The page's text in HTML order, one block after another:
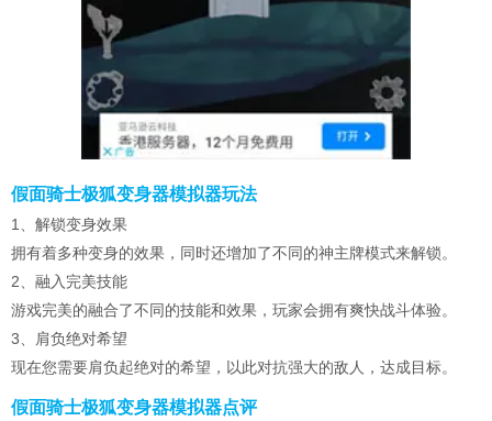
假面骑士极狐变身器模拟器玩法
1、解锁变身效果
拥有着多种变身的效果，同时还增加了不同的神主牌模式来解锁。
2、融入完美技能
游戏完美的融合了不同的技能和效果，玩家会拥有爽快战斗体验。
3、肩负绝对希望
现在您需要肩负起绝对的希望，以此对抗强大的敌人，达成目标。
假面骑士极狐变身器模拟器点评